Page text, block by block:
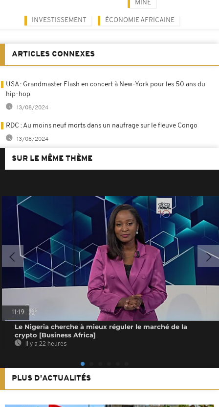
MINE
INVESTISSEMENT ÉCONOMIE AFRICAINE
ARTICLES CONNEXES
USA : Grandmaster Flash en concert à New-York pour les 50 ans du
hip-hop
13/08/2024
RDC : Au moins neuf morts dans un naufrage sur le fleuve Congo
13/08/2024
SUR LE MÊME THÈME
11:19
Le Nigeria cherche à mieux réguler le marché de la
crypto [Business Africa]
Il y a 22 heures
PLUS D'ACTUALITÉS